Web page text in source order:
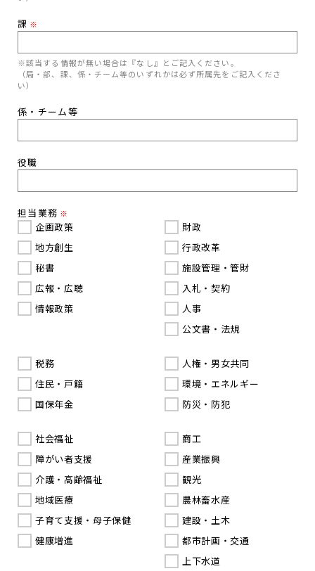
課 ※
※該当する情報が無い場合は『なし』とご記入ください。
（局・部、課、係・チーム等のいずれかは必ず所属先をご記入くださ
い）
係・チーム等
役職
担当業務 ※
企画政策
地方創生
秘書
広報・広聴
情報政策
財政
行政改革
施設管理・管財
入札・契約
人事
公文書・法規
税務
住民・戸籍
国保年金
人権・男女共同
環境・エネルギー
防災・防犯
社会福祉
障がい者支援
介護・高齢福祉
地域医療
子育て支援・母子保健
健康増進
商工
産業振興
観光
農林畜水産
建設・土木
都市計画・交通
上下水道